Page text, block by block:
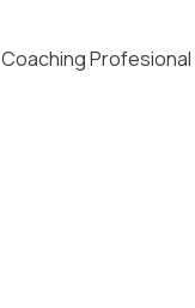
Coaching Profesional